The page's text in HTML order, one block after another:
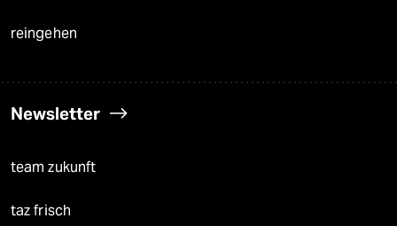
reingehen
Newsletter
team zukunft
taz frisch